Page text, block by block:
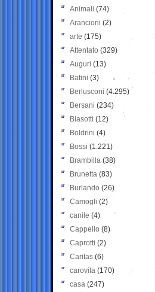
Animali (74)
Arancioni (2)
arte (175)
Attentato (329)
Auguri (13)
Batini (3)
Berlusconi (4.295)
Bersani (234)
Biasotti (12)
Boldrini (4)
Bossi (1.221)
Brambilla (38)
Brunetta (83)
Burlando (26)
Camogli (2)
canile (4)
Cappello (8)
Caprotti (2)
Caritas (6)
carovita (170)
casa (247)